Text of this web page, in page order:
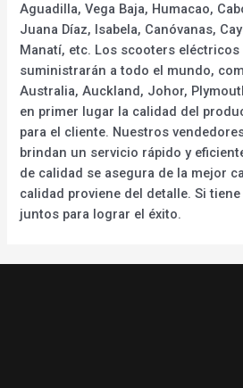
Aguadilla, Vega Baja, Humacao,
Juana Díaz, Isabela, Canóvanas,
Manatí, etc. Los scooters eléctricos
suministrarán a todo el mundo,
Australia, Auckland, Johor,
en primer lugar la calidad del
para el cliente. Nuestros
brindan un servicio rápido y
de calidad se asegura de la mejor
calidad proviene del detalle. Si
juntos para lograr el éxito.